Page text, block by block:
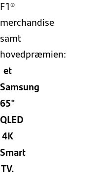
F1®
merchandise
samt
hovedpræmien:
et
Samsung
65"
QLED
4K
Smart
TV.